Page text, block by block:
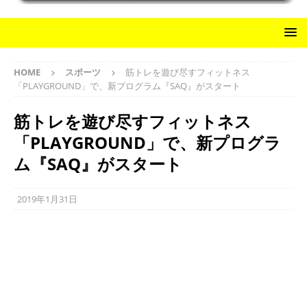
HOME スポーツ
筋トレを遊び尽すフィットネス
「PLAYGROUND」で、新プログラム『SAQ』がスタート
筋トレを遊び尽すフィットネス
「PLAYGROUND」で、新プログラ
ム『SAQ』がスタート
2019年1月31日